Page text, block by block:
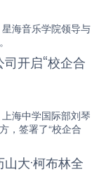
海音乐学院领导与
开启“校企合
海中学国际部刘琴
，签署了“校企合
大·柯布林全